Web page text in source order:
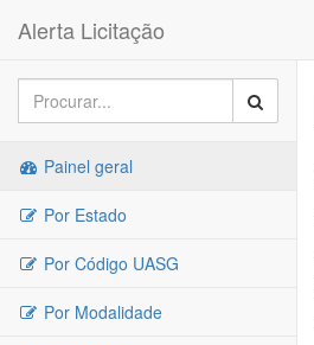
Alerta Licitação
Painel geral
Por Estado
Por Código UASG
Por Modalidade